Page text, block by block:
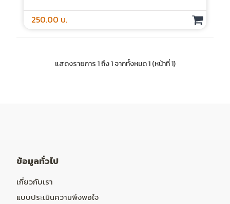
250.00 บ.
แสดงรายการ 1 ถึง 1 จากทั้งหมด 1 (หน้าที่ 1)
ข้อมูลทั่วไป
เกี่ยวกับเรา
แบบประเมินความพึงพอใจ